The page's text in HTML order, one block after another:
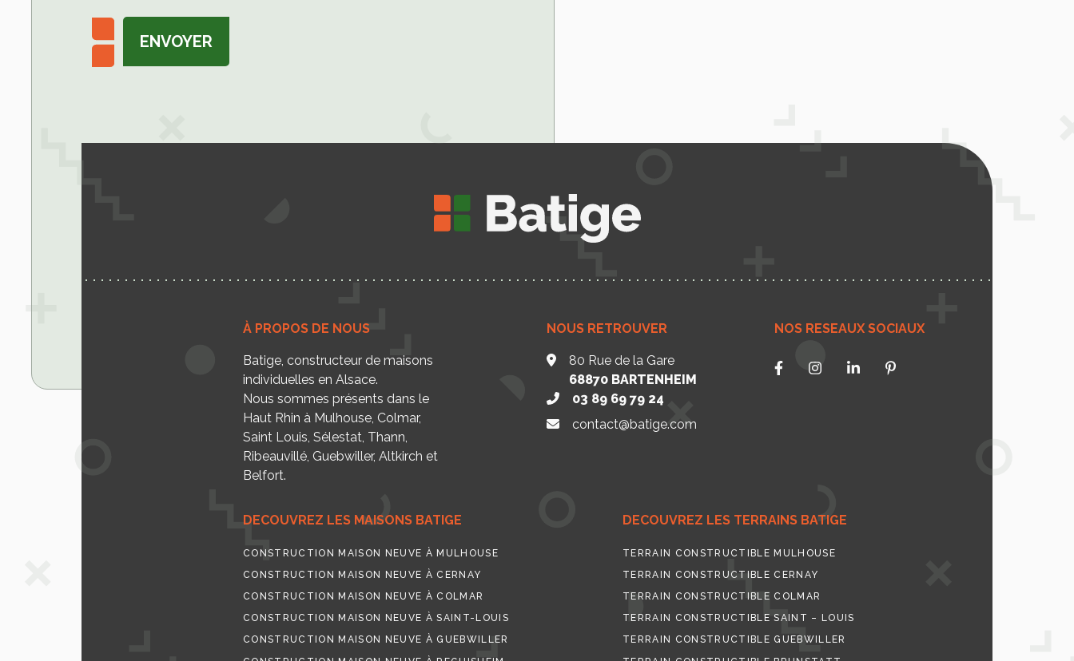
ENVOYER
À PROPOS DE NOUS
Batige, constructeur de maisons
individuelles en Alsace.
Nous sommes présents dans le
Haut Rhin à Mulhouse, Colmar,
Saint Louis, Sélestat, Thann,
Ribeauvillé, Guebwiller, Altkirch et
Belfort.
NOUS RETROUVER
80 Rue de la Gare
68870 BARTENHEIM
03 89 69 79 24
contact@batige.com
NOS RESEAUX SOCIAUX
DECOUVREZ LES MAISONS BATIGE
CONSTRUCTION MAISON NEUVE À MULHOUSE
CONSTRUCTION MAISON NEUVE À CERNAY
CONSTRUCTION MAISON NEUVE À COLMAR
CONSTRUCTION MAISON NEUVE À SAINT-LOUIS
CONSTRUCTION MAISON NEUVE À GUEBWILLER
DECOUVREZ LES TERRAINS BATIGE
TERRAIN CONSTRUCTIBLE MULHOUSE
TERRAIN CONSTRUCTIBLE CERNAY
TERRAIN CONSTRUCTIBLE COLMAR
TERRAIN CONSTRUCTIBLE SAINT – LOUIS
TERRAIN CONSTRUCTIBLE GUEBWILLER